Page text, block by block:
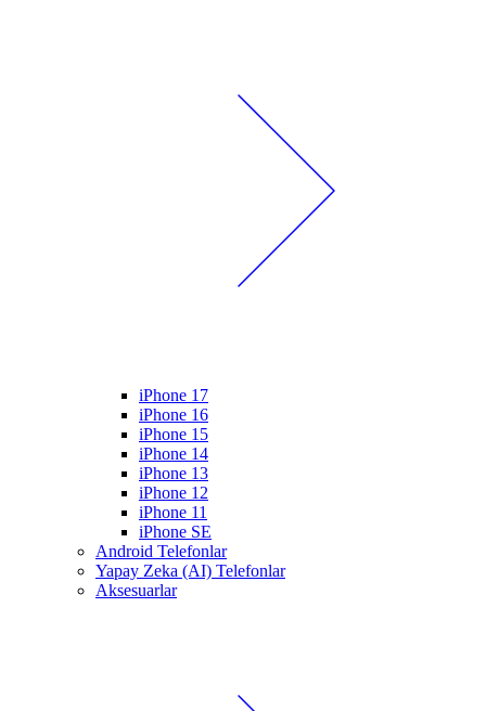
iPhone 17
iPhone 16
iPhone 15
iPhone 14
iPhone 13
iPhone 12
iPhone 11
iPhone SE
Android Telefonlar
Yapay Zeka (AI) Telefonlar
Aksesuarlar